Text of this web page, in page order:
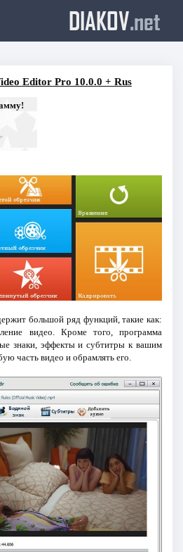
DIAKOV.net
Editor Pro 10.0.0 + Rus
большой ряд функций, такие как:
видео. Кроме того, программа
знаки, эффекты и субтитры к вашим
часть видео и обрамлять его.